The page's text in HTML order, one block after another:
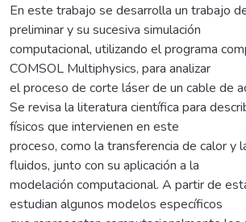
En este trabajo se desarrolla un trabajo
preliminar y su sucesiva simulación
computacional, utilizando el programa
COMSOL Multiphysics, para analizar
el proceso de corte láser de un cable de
Se revisa la literatura científica para
físicos que intervienen en este
proceso, como la transferencia de calor y
fluidos, junto con su aplicación a la
modelación computacional. A partir de
estudian algunos modelos específicos